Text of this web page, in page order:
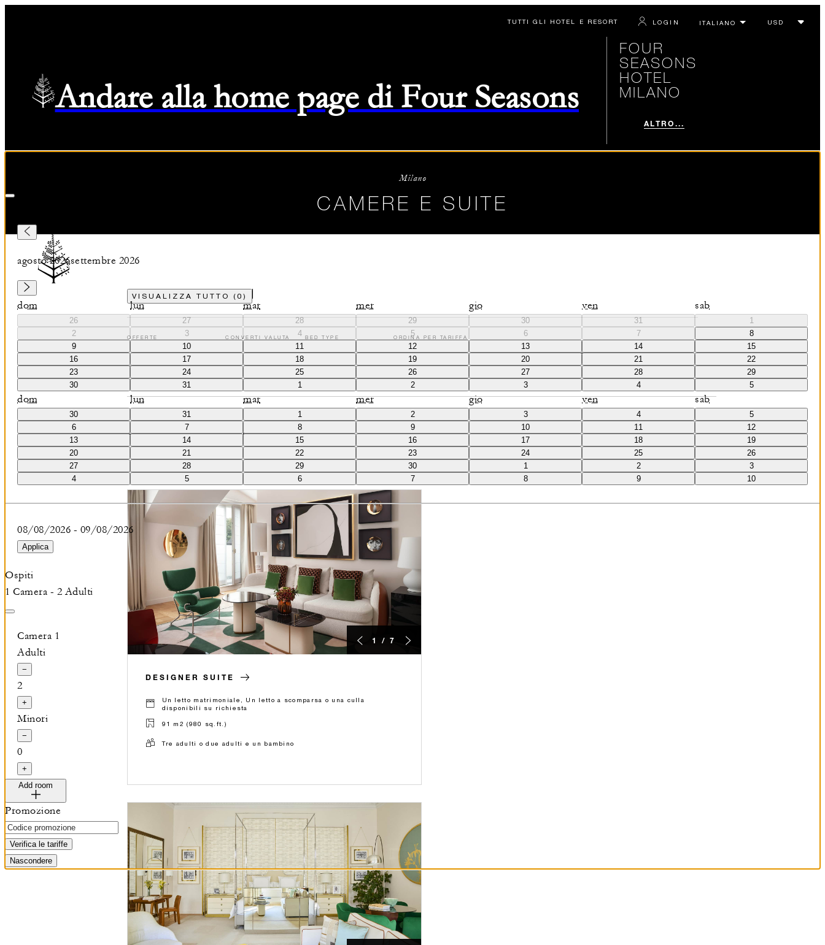
TUTTI GLI HOTEL E RESORT LOGIN
Andare alla home page di Four Seasons
FOUR
SEASONS
HOTEL
MILANO
ALTRO...
agosto 2026settembre 2026
dom lun mar mer gio ven sab
26 27 28 29 30 31
1
2
3 4 5 6 7
8
9
10 11 12 13 14
15
16
17 18 19 20 21
22
23
24 25 26 27 28
29
30
31 1 2 3 4 5
dom lun mar mer gio ven sab
30 31 1 2 3 4
5
6
7 8 9 10 11
12
13
14 15 16 17 18
19
20
21 22 23 24 25
26
27
28 29 30 1 2
3
4
5 6 7 8 9 10
08/08/2026 - 09/08/2026
Applica
Ospiti
1 Camera - 2 Adulti
Camera 1
Adulti
−
2
+
Minori
−
0
+
Add room
Promozione
Verifica le tariffe
Nascondere
Milano
CAMERE E SUITE
VISUALIZZA TUTTO (0 )
OFFERTE CONVERTI VALUTA BED TYPE ORDINA PER TARIFFA
CAMERE
ACCESSIBILI
TARIFFA TUTTO
COMPRESO
GUARDA TUTTO (14) SUITE SPECIALI (5) SUITE (5) CAMERE (4)
COLONNE RIGHE
SUITE SPECIALI (5)
Originali per arredamento e disposizione, queste suite vi offrono l'esperienza di un vero appartamento milanese, concepito per rilassarsi e accogliere gli
ospiti in un ambiente elegante.
1 / 7
DESIGNER SUITE
Un letto matrimoniale, Un letto a scomparsa o una culla
disponibili su richiesta
91 m2 (980 sq.ft.)
Tre adulti o due adulti e un bambino